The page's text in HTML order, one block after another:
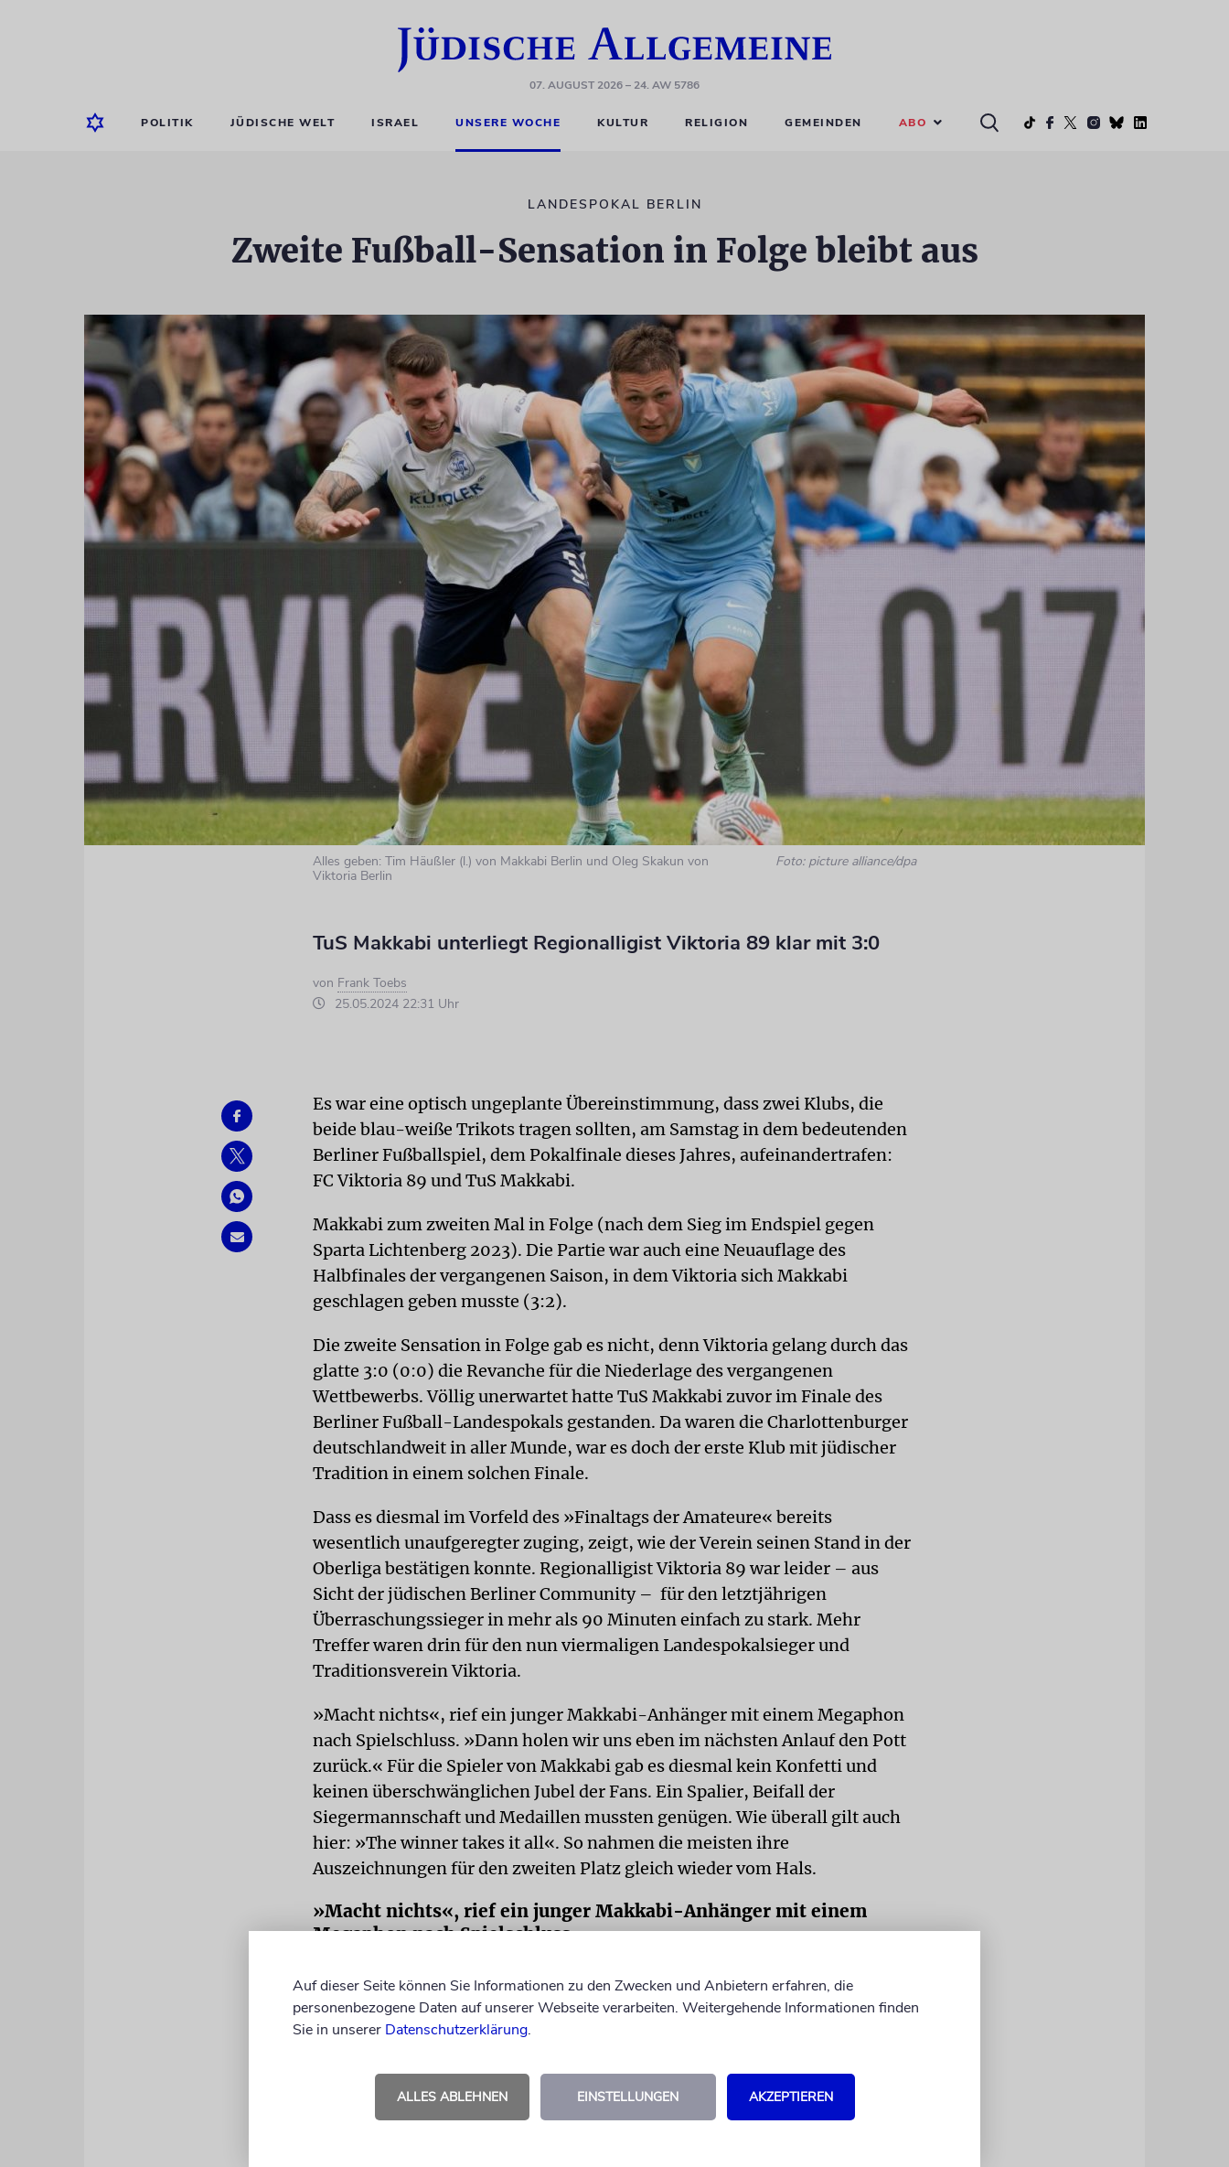
07. AUGUST 2026– 24. AW 5786
POLITIK JÜDISCHE WELT ISRAEL UNSERE WOCHE KULTUR RELIGION GEMEINDEN ABO
LANDESPOKAL BERLIN
Zweite Fußball-Sensation in Folge bleibt aus
Alles geben: Tim Häußler (l.) von Makkabi Berlin und Oleg Skakun von
Viktoria Berlin
Foto: picture alliance/dpa
TuS Makkabi unterliegt Regionalligist Viktoria 89 klar mit 3:0
von Frank Toebs
25.05.2024 22:31 Uhr
Es war eine optisch ungeplante Übereinstimmung, dass zwei Klubs, die
beide blau-weiße Trikots tragen sollten, am Samstag in dem bedeutenden
Berliner Fußballspiel, dem Pokalfinale dieses Jahres, aufeinandertrafen:
FC Viktoria 89 und TuS Makkabi.
Makkabi zum zweiten Mal in Folge (nach dem Sieg im Endspiel gegen
Sparta Lichtenberg 2023). Die Partie war auch eine Neuauflage des
Halbfinales der vergangenen Saison, in dem Viktoria sich Makkabi
geschlagen geben musste (3:2).
Die zweite Sensation in Folge gab es nicht, denn Viktoria gelang durch das
glatte 3:0 (0:0) die Revanche für die Niederlage des vergangenen
Wettbewerbs. Völlig unerwartet hatte TuS Makkabi zuvor im Finale des
Berliner Fußball-Landespokals gestanden. Da waren die Charlottenburger
deutschlandweit in aller Munde, war es doch der erste Klub mit jüdischer
Tradition in einem solchen Finale.
Dass es diesmal im Vorfeld des »Finaltags der Amateure« bereits
wesentlich unaufgeregter zuging, zeigt, wie der Verein seinen Stand in der
Oberliga bestätigen konnte. Regionalligist Viktoria 89 war leider – aus
Sicht der jüdischen Berliner Community – für den letztjährigen
Überraschungssieger in mehr als 90 Minuten einfach zu stark. Mehr
Treffer waren drin für den nun viermaligen Landespokalsieger und
Traditionsverein Viktoria.
»Macht nichts«, rief ein junger Makkabi-Anhänger mit einem Megaphon
nach Spielschluss. »Dann holen wir uns eben im nächsten Anlauf den Pott
zurück.« Für die Spieler von Makkabi gab es diesmal kein Konfetti und
keinen überschwänglichen Jubel der Fans. Ein Spalier, Beifall der
Siegermannschaft und Medaillen mussten genügen. Wie überall gilt auch
hier: »The winner takes it all«. So nahmen die meisten ihre
Auszeichnungen für den zweiten Platz gleich wieder vom Hals.
»Macht nichts«, rief ein junger Makkabi-Anhänger mit einem
Megaphon nach Spielschluss.
Bis zur Halbzeit hielt der aktuell siebte der Oberliga vor 2739 zahlenden
Besuchern das eigene Tor frei. Das gelang mit Glück, nicht immer Geschick
und vor allem durch eine Topleistung des Torwarts Jack Krause. Ein ums
oder nach schnell vorgetragenen Angriffen zum Torschuss gekommen
Auf dieser Seite können Sie Informationen zu den Zwecken und Anbietern erfahren, die
personenbezogene Daten auf unserer Webseite verarbeiten. Weitergehende Informationen finden
Sie in unserer Datenschutzerklärung.
ALLES ABLEHNEN EINSTELLUNGEN AKZEPTIEREN